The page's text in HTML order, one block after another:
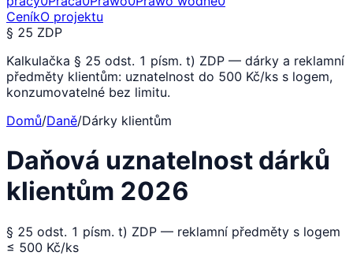
CeníkO projektu
§ 25 ZDP
Kalkulačka § 25 odst. 1 písm. t) ZDP — dárky a reklamní
předměty klientům: uznatelnost do 500 Kč/ks s logem,
konzumovatelné bez limitu.
Domů/Daně/Dárky klientům
Daňová uznatelnost dárků
klientům 2026
§ 25 odst. 1 písm. t) ZDP — reklamní předměty s logem
≤ 500 Kč/ks